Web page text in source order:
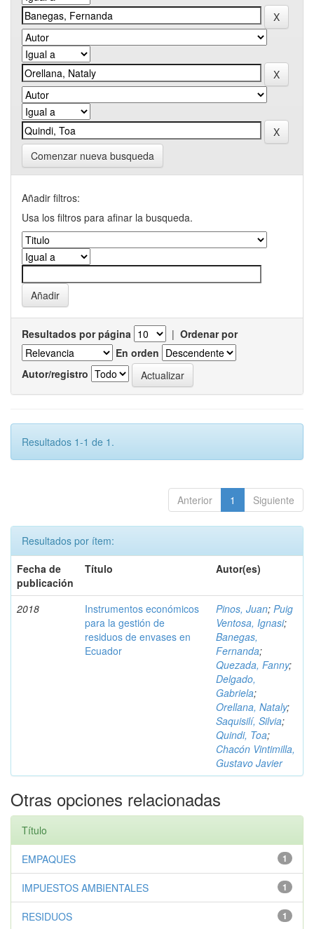
Comenzar nueva busqueda
Añadir filtros:
Usa los filtros para afinar la busqueda.
Resultados por página | Ordenar por
En orden
Autor/registro
Resultados 1-1 de 1.
Anterior 1 Siguiente
Resultados por ítem:
Fecha de
publicación
Título Autor(es)
2018
Instrumentos económicos
para la gestión de
residuos de envases en
Ecuador
Pinos, Juan; Puig
Ventosa, Ignasi;
Banegas,
Fernanda;
Quezada, Fanny;
Delgado,
Gabriela;
Orellana, Nataly;
Saquisilí, Silvia;
Quindi, Toa;
Chacón Vintimilla,
Gustavo Javier
Otras opciones relacionadas
Título
1
EMPAQUES
1
IMPUESTOS AMBIENTALES
1
RESIDUOS